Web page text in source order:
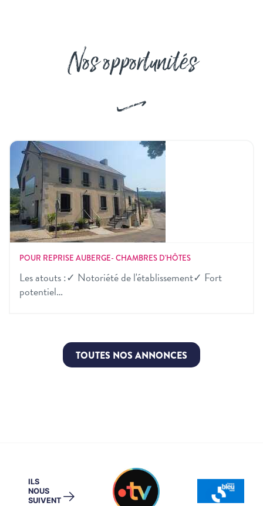
Nos opportunités
POUR REPRISE AUBERGE- CHAMBRES D'HÔTES
Les atouts :✓ Notoriété de l'établissement✓ Fort
potentiel…
TOUTES NOS ANNONCES
ILS
NOUS
SUIVENT →